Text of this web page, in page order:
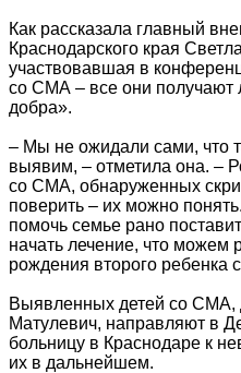
Как рассказала главный
Краснодарского края
участвовавшая в
со СМА – все они получают
добра».
– Мы не ожидали сами, что
выявим, – отметила она. –
со СМА, обнаруженных
поверить – их можно
помочь семье рано
начать лечение, что можем
рождения второго ребенка
Выявленных детей со СМА,
Матулевич, направляют в
больницу в Краснодаре к
их в дальнейшем.